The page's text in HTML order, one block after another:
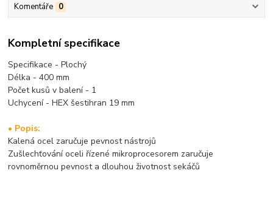
Komentáře 0
Kompletní specifikace
Specifikace - Plochý
Délka - 400 mm
Počet kusů v balení - 1
Uchycení - HEX šestihran 19 mm
• Popis:
Kalená ocel zaručuje pevnost nástrojů
Zušlechťování oceli řízené mikroprocesorem zaručuje
rovnoměrnou pevnost a dlouhou životnost sekáčů